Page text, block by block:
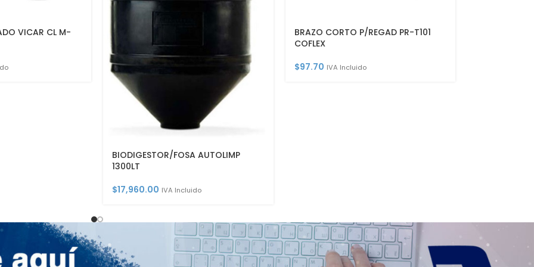
VICAR CL M-
BIODIGESTOR/FOSA AUTOLIMP
1300LT
$17,960.00 IVA Incluido
BRAZO CORTO P/REGAD PR-T101
COFLEX
$97.70 IVA Incluido